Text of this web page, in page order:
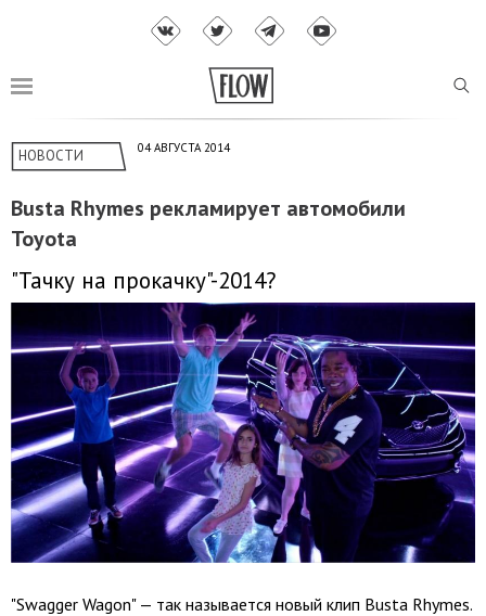
НОВОСТИ 04 АВГУСТА 2014
Busta Rhymes рекламирует автомобили
Toyota
"Тачку на прокачку"-2014?
"Swagger Wagon" — так называется новый клип Busta Rhymes.